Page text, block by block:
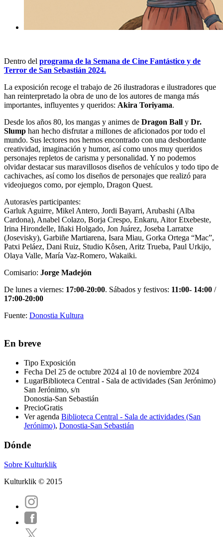
Dentro del programa de la Semana de Cine Fantástico y de
Terror de San Sebastián 2024.
La exposición recoge el trabajo de 26 ilustradoras e ilustradores que
han reinterpretado la obra de uno de los autores de manga más
importantes, influyentes y queridos: Akira Toriyama.
Desde los años 80, los mangas y animes de Dragon Ball y Dr.
Slump han hecho disfrutar a millones de aficionados por todo el
mundo. Sus lectores nos hemos encontrado con una desbordante
creatividad, imaginación y humor, así como unos muy queridos
personajes repletos de carisma y personalidad. Y no podemos
olvidar destacar sus maravillosos diseños de vehículos y todo tipo de
cachivaches, así como los diseños de personajes que realizó para
videojuegos como, por ejemplo, Dragon Quest.
Autoras/es participantes:
Garluk Aguirre, Mikel Antero, Jordi Bayarri, Arubashi (Alba
Cardona), Anabel Colazo, Borja Crespo, Enkaru, Aitor Etxebeste,
Irina Hirondelle, Iñaki Holgado, Jon Juárez, Joseba Larratxe
(Josevisky), Garbiñe Martiarena, Isara Miau, Gorka Ortega “Mac”,
Patxi Peláez, Dani Ruiz, Studio Kôsen, Aritz Trueba, Paul Urkijo,
Olaya Valle, María Vaz-Romero, Wakaiki.
Comisario: Jorge Madejón
De lunes a viernes: 17:00-20:00. Sábados y festivos: 11:00- 14:00 /
17:00-20:00
Fuente: Donostia Kultura
En breve
Tipo Exposición
Fecha Del 25 de octubre 2024 al 10 de noviembre 2024
LugarBiblioteca Central - Sala de actividades (San Jerónimo)
San Jerónimo, s/n
Donostia-San Sebastián
PrecioGratis
Ver agenda Biblioteca Central - Sala de actividades (San
Jerónimo), Donostia-San Sebastián
Dónde
Sobre Kulturklik
Kulturklik © 2015